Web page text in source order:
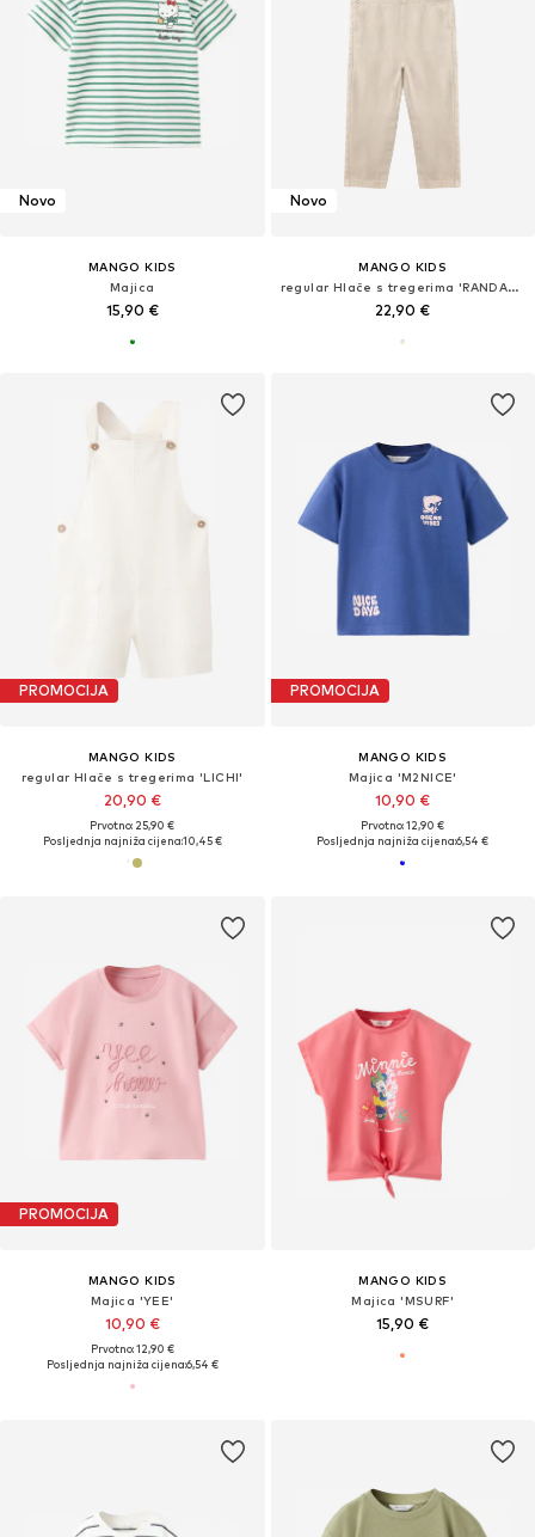
Novo
MANGO KIDS
Majica
15,90 €
Novo
MANGO KIDS
regular Hlače s tregerima 'RANDALL'
22,90 €
PROMOCIJA
MANGO KIDS
regular Hlače s tregerima 'LICHI'
20,90 €
Prvotno: 25,90 €
Posljednja najniža cijena:10,45 €
PROMOCIJA
MANGO KIDS
Majica 'M2NICE'
10,90 €
Prvotno: 12,90 €
Posljednja najniža cijena:6,54 €
PROMOCIJA
MANGO KIDS
Majica 'YEE'
10,90 €
Prvotno: 12,90 €
Posljednja najniža cijena:6,54 €
MANGO KIDS
Majica 'MSURF'
15,90 €